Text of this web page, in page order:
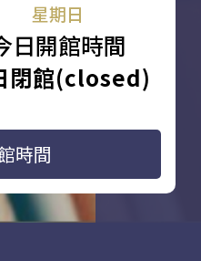
星期日
日開館時間
閉館(closed)
時間